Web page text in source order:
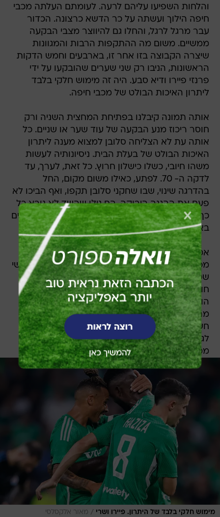
והלחות השפיעו עליהם לרעה. לעומתם העלתה מכבי
חיפה הילוך ועשתה על כר הדשא כרצונה. הכדור
עבר מרגל לרגל, והחלו גם להיווצר מצבי הבקעה
ממשיים. משום מה ההתקפות הרבות והמגוונות
שיצרה הקבוצה בזו אחר זו, בארבעים וחמש הדקות
הראשונות, הניבו רק שני שערים שהובקעו על ידי
פרנזי פיירו ודיא סבע. היה זה מימוש חלקי בלבד
ליתרון האיכות הבולט של מכבי חיפה.
אותה תמונה קיבלנו בפתיחת המחצית השניה ורק
חוסר ריכוז מנע הבקעה של עוד שער או שניים. כל
אותה עת לא הצליחה סלובן למצוא מענה ליתרון
האיכות הבולט של בעלת הבית. ניסיונותיה לעשות
משהו חיובי, כשלו כישלון חרוץ. כל זאת, לערך, עד
לדקה ה- 70. לפתע, כאילו משום מקום, החל
בהדרגה שינוי, שבו שחקני סלובן תקפו, ואף הביכו לא
פעם את ההגנה הירוקה. הם גילו שהשד לא נורא כל
כך, ואף כבשו שער שהדהים את עשרות אלפי הצופים
באיצטדיון.
אמנם לא היה בשער הזה כדי לסכן את עלייתה של
מכבי חיפה לשלב הבא, בטח לא אחרי השער השלישי
שכבש דין דוד בתוספת הזמן. אבל הוא בבחינת
חומר למחשבה למאמן מסאי דגו. זו בוודאי גם
הוכחה לכך שבשום פנים אין להוריד את הרגל
מהדוושה, אף לא לרגע. כי כל עוד אתה היוזם, ישנה
חשיבות עליונה להגדלת היתרון, בתוצאה שתוציא
לגמרי את הרוח ממפרשי היריבה. כידוע, על הברזל
ממשיכים להכות בעודו חם.
מימוש חלקי בלבד של היתרון. פיירו ושרי / מאור אלקסלסי